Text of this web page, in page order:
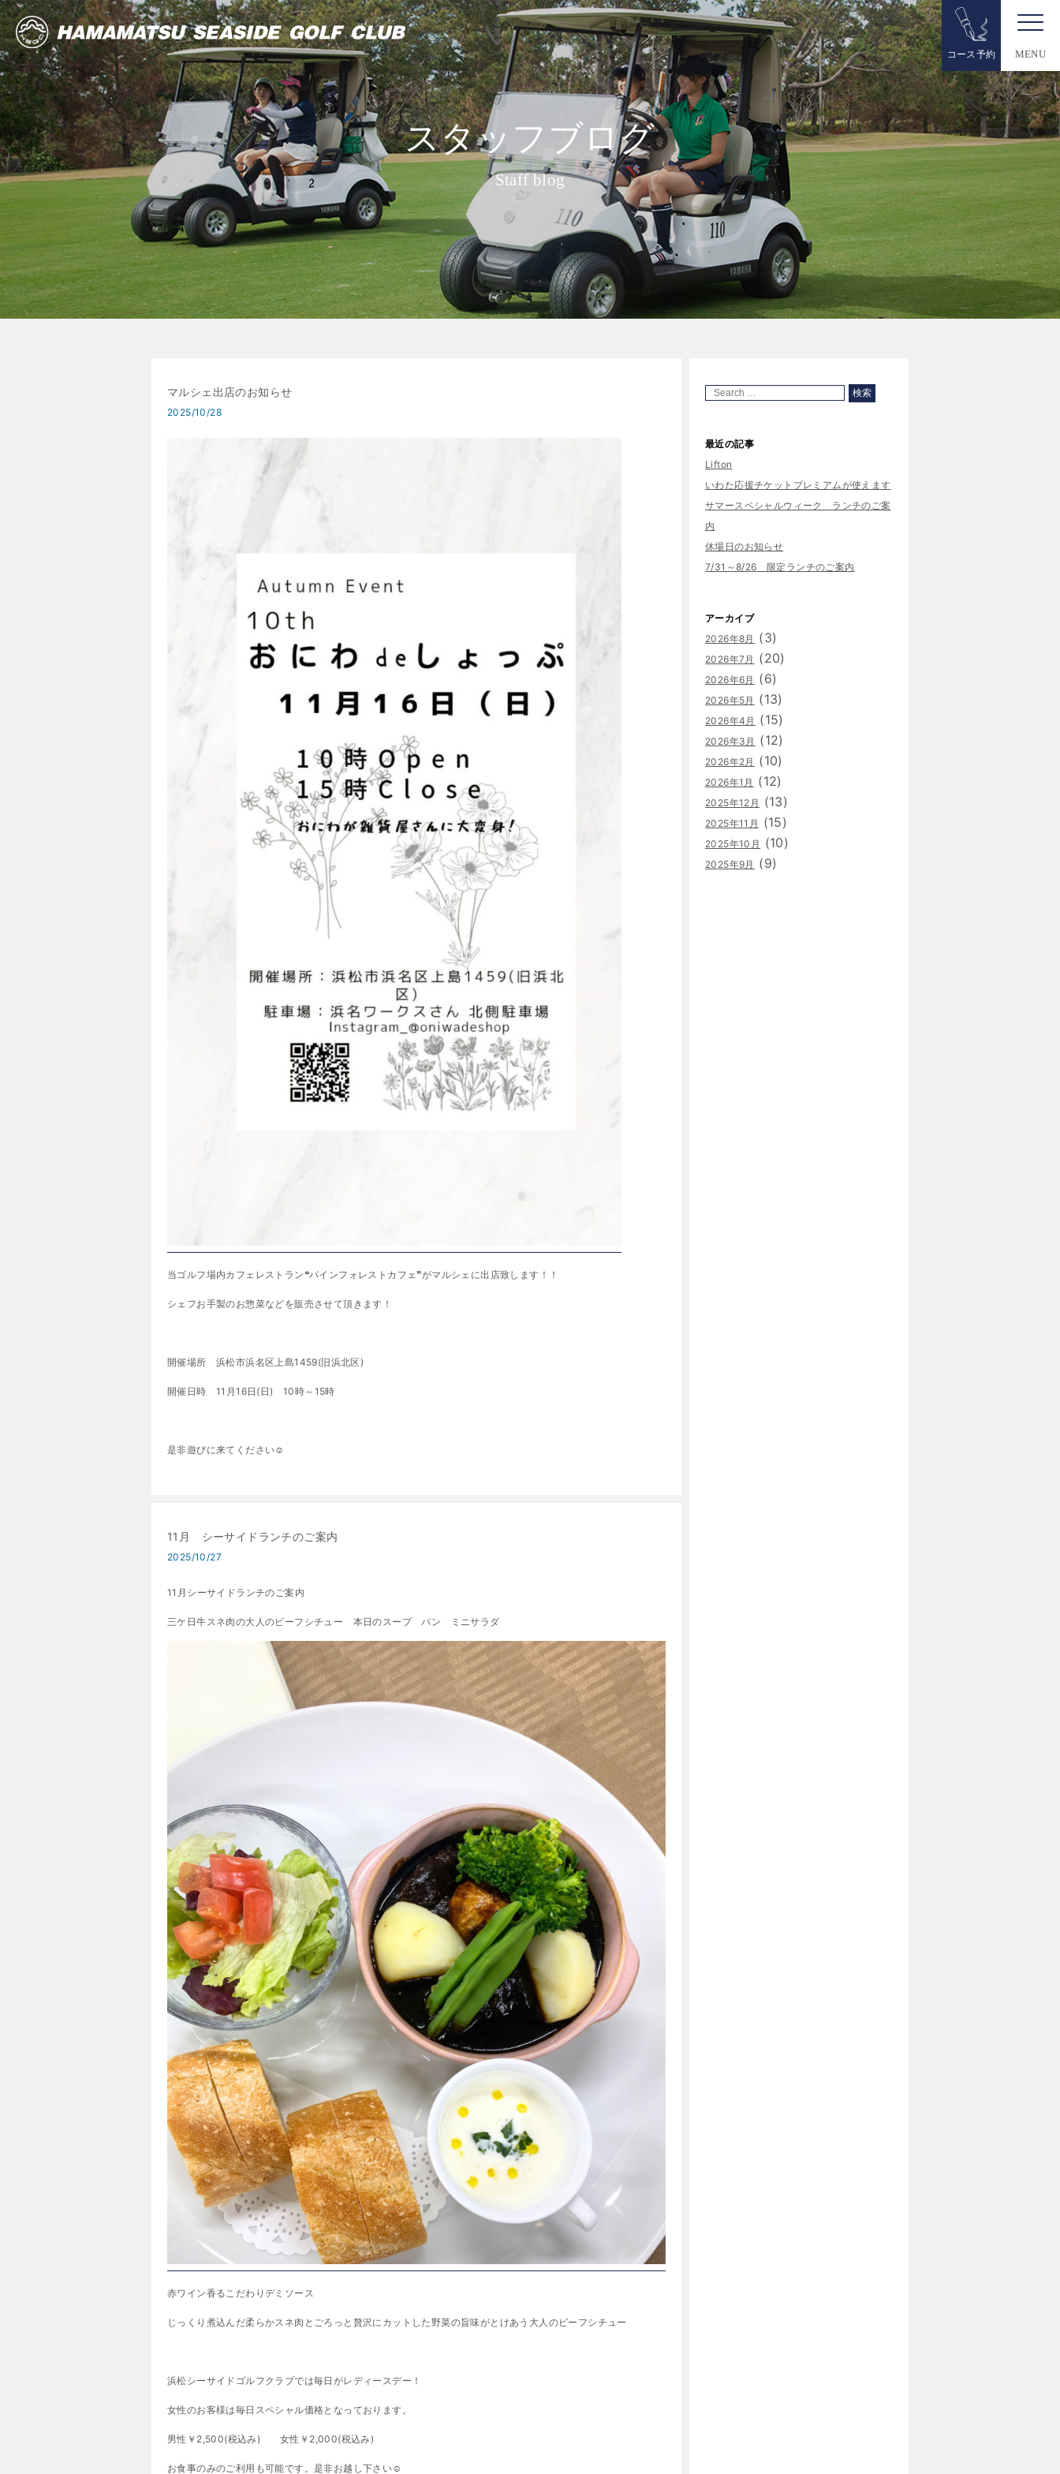
MENU
コース予約
スタッフブログ
Staff blog
マルシェ出店のお知らせ
2025/10/28
当ゴルフ場内カフェレストラン❝パインフォレストカフェ❞がマルシェに出店致します！！
シェフお手製のお惣菜などを販売させて頂きます！
開催場所 浜松市浜名区上島1459(旧浜北区)
開催日時 11月16日(日) 10時～15時
是非遊びに来てください☺
11月 シーサイドランチのご案内
2025/10/27
11月シーサイドランチのご案内
三ケ日牛スネ肉の大人のビーフシチュー 本日のスープ パン ミニサラダ
赤ワイン香るこだわりデミソース
じっくり煮込んだ柔らかスネ肉とごろっと贅沢にカットした野菜の旨味がとけあう大人のビーフシチュー
浜松シーサイドゴルフクラブでは毎日がレディースデー！
女性のお客様は毎日スペシャル価格となっております。
男性￥2,500(税込み) 女性￥2,000(税込み)
お食事のみのご利用も可能です。是非お越し下さい☺
最近の記事
Lifton
いわた応援チケットプレミアムが使えます
サマースペシャルウィーク ランチのご案
内
休場日のお知らせ
7/31～8/26 限定ランチのご案内
アーカイブ
2026年8月 (3)
2026年7月 (20)
2026年6月 (6)
2026年5月 (13)
2026年4月 (15)
2026年3月 (12)
2026年2月 (10)
2026年1月 (12)
2025年12月 (13)
2025年11月 (15)
2025年10月 (10)
2025年9月 (9)